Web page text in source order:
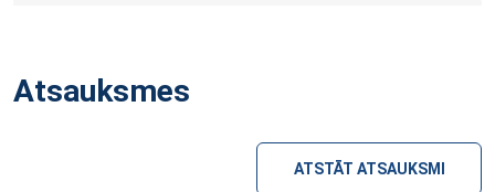
Atsauksmes
ATSTĀT ATSAUKSMI